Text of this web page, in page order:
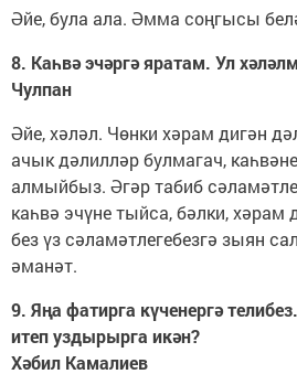
Әйе, була ала. Әмма соңгысы
8. Каһвә эчәргә яратам. Ул
Чулпан
Әйе, хәләл. Чөнки хәрам дигән
ачык дәлилләр булмагач,
алмыйбыз. Әгәр табиб
каһвә эчүне тыйса, бәлки, хәрам
без үз сәламәтлегебезгә зыян
әманәт.
9. Яңа фатирга күченергә
итеп уздырырга икән?
Хәбил Камалиев